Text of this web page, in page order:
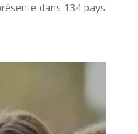
dans 134 pays